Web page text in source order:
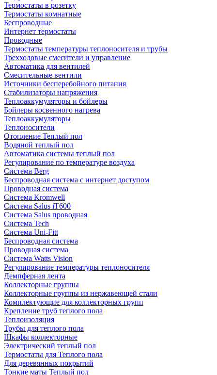
Термостаты в розетку
Термостаты комнатные
Беспроводные
Интернет термостаты
Проводные
Термостаты температуры теплоносителя и трубы
Трехходовые смесители и управление
Автоматика для вентилей
Смесительные вентили
Источники бесперебойного питания
Стабилизаторы напряжения
Теплоаккумуляторы и бойлеры
Бойлеры косвенного нагрева
Теплоаккумуляторы
Теплоносители
Отопление Теплый пол
Водяной теплый пол
Автоматика системы теплый пол
Регулирование по температуре воздуха
Система Berg
Беспроводная система с интернет доступом
Проводная система
Система Kromwell
Система Salus iT600
Система Salus проводная
Система Tech
Система Uni-Fitt
Беспроводная система
Проводная система
Система Watts Vision
Регулирование температуры теплоносителя
Демпферная лента
Коллекторные группы
Коллекторные группы из нержавеющей стали
Комплектующие для коллекторных групп
Крепление труб теплого пола
Теплоизоляция
Трубы для теплого пола
Шкафы коллекторные
Электрический теплый пол
Термостаты для Теплого пола
Для деревянных покрытий
Тонкие маты Теплый пол